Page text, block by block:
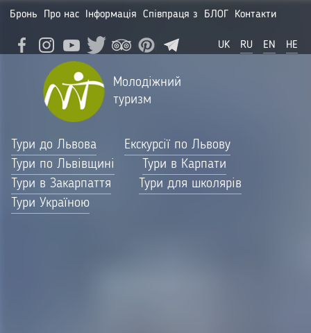
Бронь Про нас Інформація Співпраця з БЛОГ Контакти
UK RU EN HE
Молодіжний
туризм
Тури до Львова
Екскурсії по Львову
Тури по Львівщині
Тури в Карпати
Тури в Закарпаття
Тури для школярів
Тури Україною